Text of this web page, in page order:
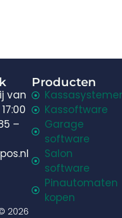
van
–
Producten
Kassoftware
Garage
software
Salon
software
Pinautomaten
kopen
2026
chat!
mailadres in om met